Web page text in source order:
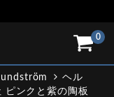
0
ヘル
ピンクと紫の陶板